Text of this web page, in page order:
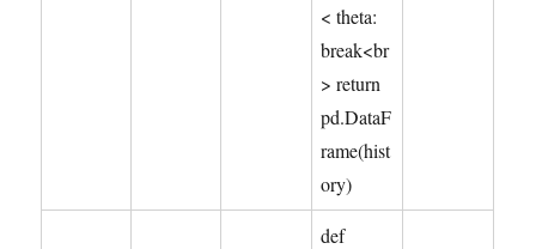
< theta:
break<br
> return
pd.DataF
rame(hist
ory)
def